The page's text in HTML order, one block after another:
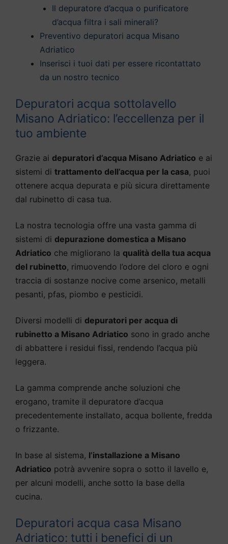
Il depuratore d’acqua o purificatore
d’acqua filtra i sali minerali?
Preventivo depuratori acqua Misano
Adriatico
Inserisci i tuoi dati per essere ricontattato
da un nostro tecnico
Depuratori acqua sottolavello
Misano Adriatico: l’eccellenza per il
tuo ambiente
Grazie ai depuratori d’acqua Misano Adriatico e ai
sistemi di trattamento dell’acqua per la casa, puoi
ottenere acqua depurata e più sicura direttamente
dal rubinetto di casa tua.
La nostra tecnologia offre una vasta gamma di
sistemi di depurazione domestica a Misano
Adriatico che migliorano la qualità della tua acqua
del rubinetto, rimuovendo l’odore del cloro e ogni
traccia di sostanze nocive come arsenico, metalli
pesanti, pfas, piombo e pesticidi.
Diversi modelli di depuratori per acqua di
rubinetto a Misano Adriatico sono in grado anche
di abbattere i residui fissi, rendendo l’acqua più
leggera.
La gamma comprende anche soluzioni che
erogano, tramite il depuratore d’acqua
precedentemente installato, acqua bollente, fredda
o frizzante.
In base al sistema, l’installazione a Misano
Adriatico potrà avvenire sopra o sotto il lavello e,
per alcuni modelli, anche sotto la base della
cucina.
Depuratori acqua casa Misano
Adriatico: tutti i benefici di un